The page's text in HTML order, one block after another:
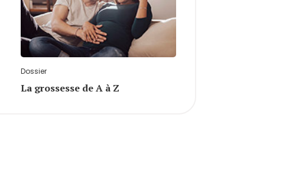
Dossier
La grossesse de A à Z